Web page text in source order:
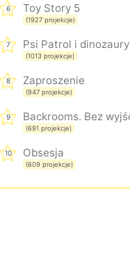
6 Toy Story 5
(1927 projekcje)
7 Psi Patrol i dinozaury
(1013 projekcje)
8 Zaproszenie
(947 projekcje)
9
(691 projekcje)
10 Obsesja
(609 projekcje)